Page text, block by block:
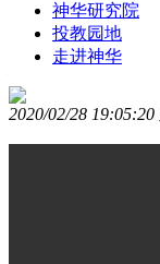
神华研究院
投教园地
走进神华
最新课程
股指期权市
2020/02/28